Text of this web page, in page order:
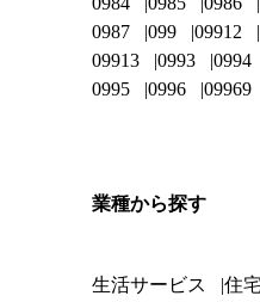
0987
099
09912
09913
0993
0994
0995
0996 09969
業種から探す
生活サービス 住宅